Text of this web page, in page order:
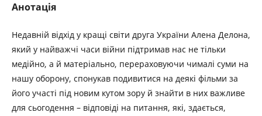
Анотація
Недавній відхід у кращі світи друга України Алена Делона,
який у найважчі часи війни підтримав нас не тільки
медійно, а й матеріально, перераховуючи чималі суми на
нашу оборону, спонукав подивитися на деякі фільми за
його участі під новим кутом зору й знайти в них важливе
для сьогодення – відповіді на питання, які, здається,